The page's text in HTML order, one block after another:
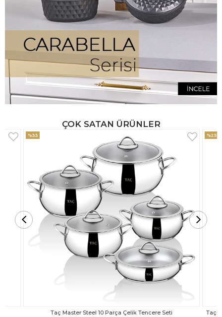
ÇOK SATAN ÜRÜNLER
Taç Carabella Döküm Cam Kapak 7 Parça Tencere Seti Siyah
%25 %33